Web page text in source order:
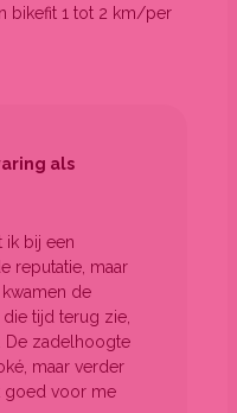
bikefit 1 tot 2 km/per
als
ik bij een
reputatie, maar
de
die tijd terug zie,
De zadelhoogte
maar verder
goed voor me